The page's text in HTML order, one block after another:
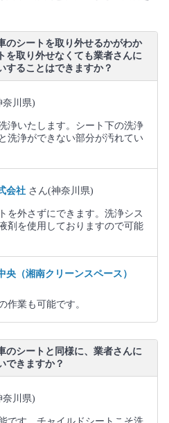
のシートを取り外せるかがわか
を取り外せなくても業者さんに
することはできますか？
奈川県)
浄いたします。シート下の洗浄
洗浄ができない部分が汚れてい
会社 さん(神奈川県)
を外さずにできます。洗浄シス
剤を使用しておりますので可能
央（湘南クリーンスペース）
作業も可能です。
のシートと同様に、業者さんに
できますか？
奈川県)